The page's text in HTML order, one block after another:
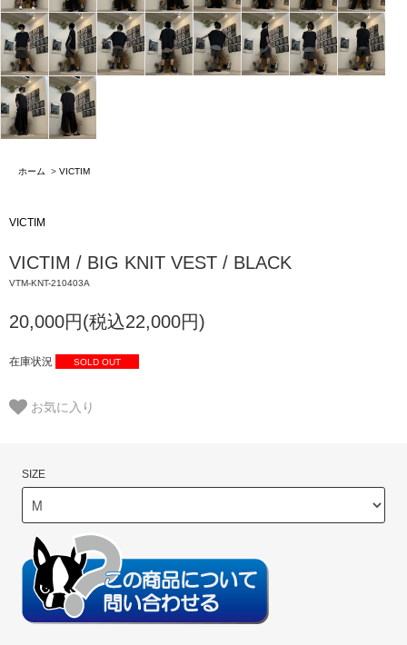
ホーム > VICTIM
VICTIM
VICTIM / BIG KNIT VEST / BLACK
VTM-KNT-210403A
20,000円(税込22,000円)
在庫状況 SOLD OUT
お気に入り
SIZE